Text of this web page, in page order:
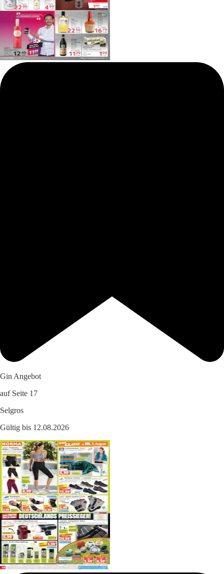
Gin Angebot
auf Seite 17
Selgros
Gültig bis 12.08.2026